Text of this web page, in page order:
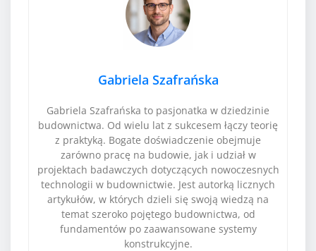
Gabriela Szafrańska
Gabriela Szafrańska to pasjonatka w dziedzinie
budownictwa. Od wielu lat z sukcesem łączy teorię
z praktyką. Bogate doświadczenie obejmuje
zarówno pracę na budowie, jak i udział w
projektach badawczych dotyczących nowoczesnych
technologii w budownictwie. Jest autorką licznych
artykułów, w których dzieli się swoją wiedzą na
temat szeroko pojętego budownictwa, od
fundamentów po zaawansowane systemy
konstrukcyjne.